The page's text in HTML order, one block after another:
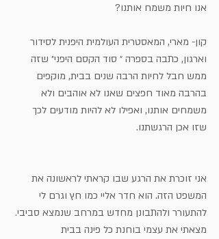
אנו חיות משמח אותנו?
קון- מארי, המאסטרית העולמית היפנית לסידור
וארגון, כתבה בספרה ״ סוד הקסם היפני״ שזה
ממש חבל לחיות הרבה שנים בבית, מוקפים
בהרבה מאוד חפצים שאנו לא אוהבים ולא
משמחים אותנו, ואפילו לא להיות מודעים לכך
שזו אכן הרגשתנו.
אני זוכרת את הרגע שבו קראתי לראשונה את
המשפט הזה. הוא חדר אליי כמו חץ וגרם לי
להתעורר ולהתבונן מחדש במרחב שנמצא סביבי.
מצאתי את עצמי בוחנת כל פינה בבית